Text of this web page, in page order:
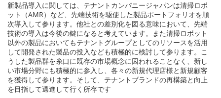
新製品導入に関しては、テナントカンパニージャパンは清掃ロボ
ット（AMR）など、先端技術を駆使した製品ポートフォリオを順
次導入して参ります。他社との差別化を図る意味において、先端
技術の導入は今後の鍵になると考えています。また清掃ロボット
以外の製品においてもテナントグループとしてのリソースを活用
して開発された製品の投入なども積極的に検討して参ります。こ
うした製品群を糸口に既存の市場概念に囚われることなく、新し
い市場分野にも積極的に参入し、各々の新規代理店様と新規顧客
を獲得して参ります。そして、テナントブランドの再構築と向上
を目指して邁進して行く所存です